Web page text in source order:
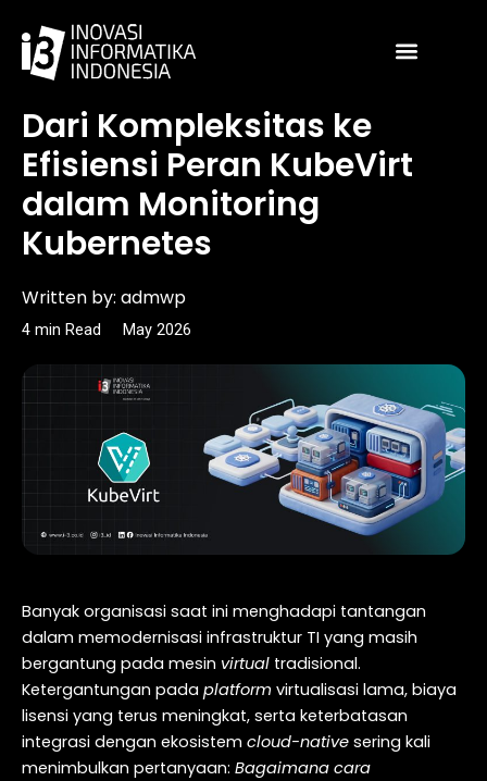
content
Article
Dari Kompleksitas ke
Efisiensi Peran KubeVirt
dalam Monitoring
Kubernetes
Written by: admwp
4 min Read May 2026
Banyak organisasi saat ini menghadapi tantangan
dalam memodernisasi infrastruktur TI yang masih
bergantung pada mesin virtual tradisional.
Ketergantungan pada platform virtualisasi lama, biaya
lisensi yang terus meningkat, serta keterbatasan
integrasi dengan ekosistem cloud-native sering kali
menimbulkan pertanyaan: Bagaimana cara